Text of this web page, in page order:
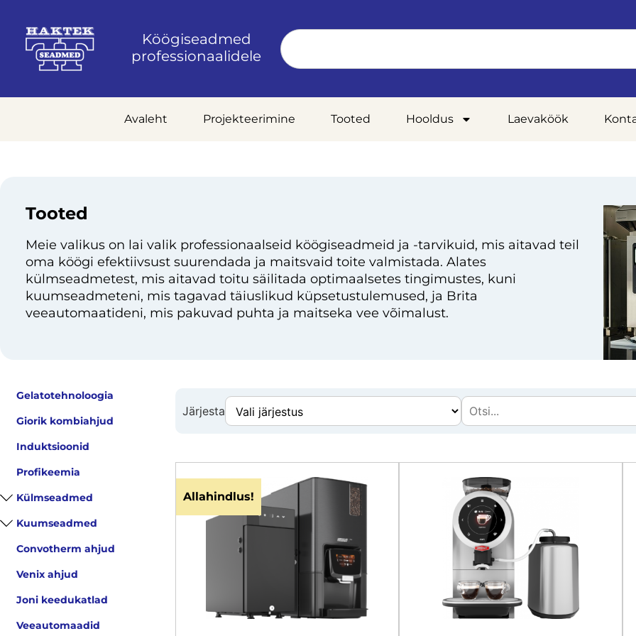
Köögiseadmed
professionaalidele
Avaleht Projekteerimine Tooted Hooldus Laevaköök
Tooted
Meie valikus on lai valik professionaalseid köögiseadmeid ja -tarvikuid, mis aitavad teil
oma köögi efektiivsust suurendada ja maitsvaid toite valmistada. Alates
külmseadmetest, mis aitavad toitu säilitada optimaalsetes tingimustes, kuni
kuumseadmeteni, mis tagavad täiuslikud küpsetustulemused, ja Brita
veeautomaatideni, mis pakuvad puhta ja maitseka vee võimalust.
Gelatotehnoloogia
Giorik kombiahjud
Induktsioonid
Profikeemia
Külmseadmed
Kuumseadmed
Convotherm ahjud
Venix ahjud
Joni keedukatlad
Veeautomaadid
Järjesta
Allahindlus!